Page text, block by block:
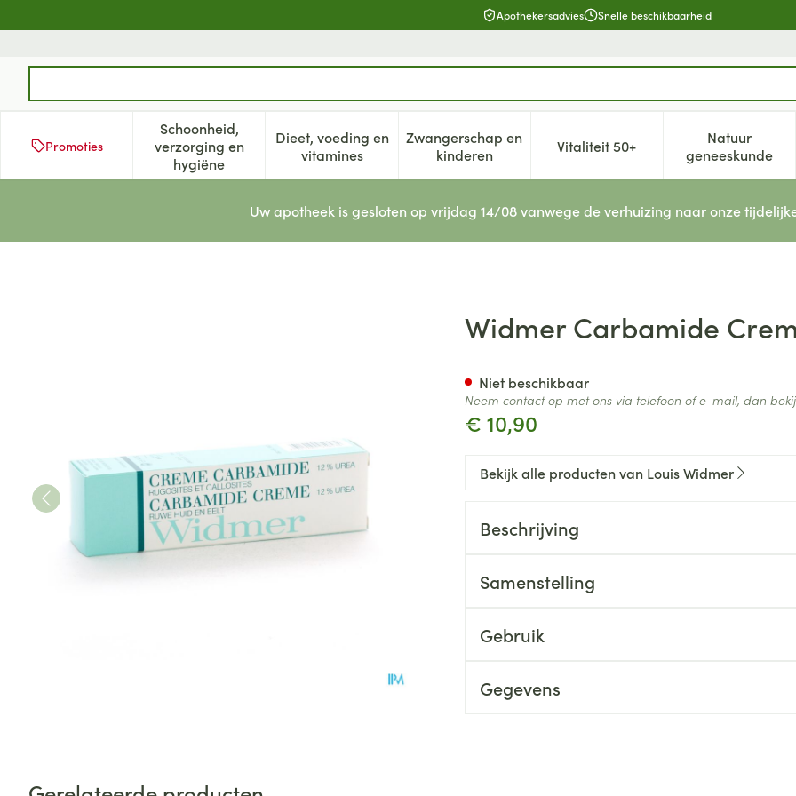
Apothekersadvies Snelle beschikbaarheid
Promoties
Schoonheid,
verzorging en
hygiëne
Toon submenu voor Schoonheid, verzorging en hygiëne categorie
Dieet, voeding en
vitaminesToon submenu voor Dieet, voeding en vitamines categorie
Zwangerschap en
kinderenToon submenu voor Zwangerschap en kinderen
Vitaliteit 50+Toon submenu voor Vitaliteit
Natuur
geneeskunde
Toon
Uw apotheek is gesloten op vrijdag 14/08 vanwege de verhuizing naar onze
Widmer Carbamide Creme N/parf 50mlWidmer Carbamide
€ 10,90
Niet beschikbaar
Neem contact op met ons via telefoon of e-mail, dan
Bekijk alle producten van Louis Widmer
Beschrijving
Samenstelling
Gebruik
Gegevens